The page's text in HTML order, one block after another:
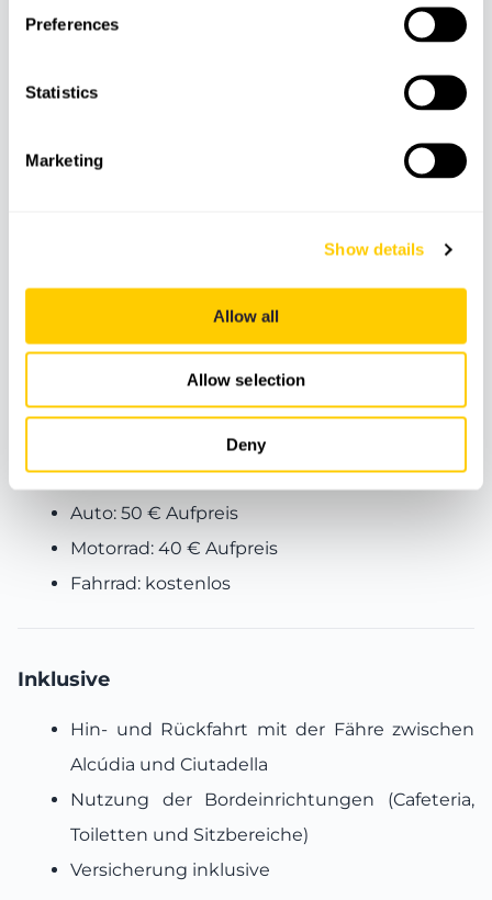
Preferences
Statistics
Marketing
Show details
Allow all
Allow selection
Deny
1 Stunde und 15 Minuten pro Strecke.
Nur Hin- und Rückfahrt mit
der Fähre (keine Führung oder zusätzliche
geeignet und bietet an Bord Annehmlichkeiten
wie ein Café, Toiletten und bequeme Sitzplätze.
Möglichkeit, Tickets für den nächsten Tag zu
buchen (2 Tage und 1 Nacht).
Optionale Gebühren für Fahrzeugtransport:
Auto: 50 € Aufpreis
Motorrad: 40 € Aufpreis
Fahrrad: kostenlos
Inklusive
Hin- und Rückfahrt mit der Fähre zwischen
Alcúdia und Ciutadella
Nutzung der Bordeinrichtungen (Cafeteria,
Toiletten und Sitzbereiche)
Versicherung inklusive